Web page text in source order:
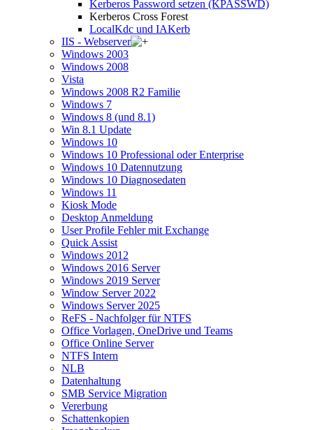
Kerberos Password setzen (KPASSWD)
Kerberos Cross Forest
LocalKdc und IAKerb
IIS - Webserver
Windows 2003
Windows 2008
Vista
Windows 2008 R2 Familie
Windows 7
Windows 8 (und 8.1)
Win 8.1 Update
Windows 10
Windows 10 Professional oder Enterprise
Windows 10 Datennutzung
Windows 10 Diagnosedaten
Windows 11
Kiosk Mode
Desktop Anmeldung
User Profile Fehler mit Exchange
Quick Assist
Windows 2012
Windows 2016 Server
Windows 2019 Server
Window Server 2022
Windows Server 2025
ReFS - Nachfolger für NTFS
Office Vorlagen, OneDrive und Teams
Office Online Server
NTFS Intern
NLB
Datenhaltung
SMB Service Migration
Vererbung
Schattenkopien